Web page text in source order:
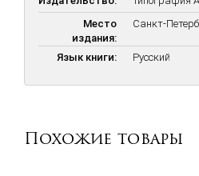
Место
издания:
Санкт-
Язык книги: Русский
Похожие товары